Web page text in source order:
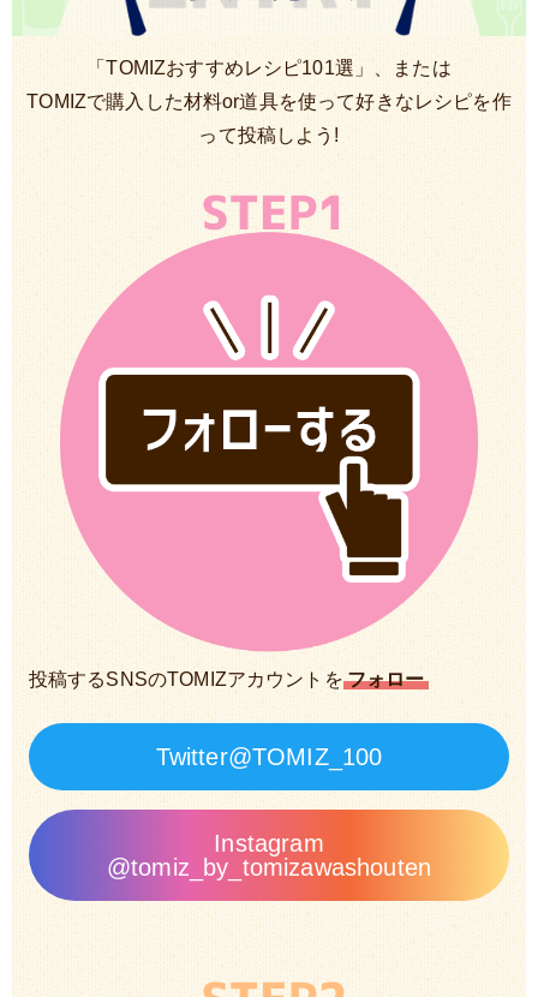
「TOMIZおすすめレシピ101選」、または
TOMIZで購入した材料or道具を使って好きなレシピを作
って投稿しよう!
投稿するSNSのTOMIZアカウントを フォロー
Twitter@TOMIZ_100
Instagram
@tomiz_by_tomizawashouten